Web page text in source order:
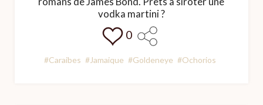
vodka martini ?
0
#Caraibes #Jamaique #Goldeneye #Ochorios